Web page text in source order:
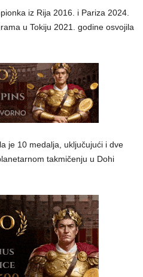
iz Rija 2016. i Pariza 2024.
u Tokiju 2021. godine osvojila
je 10 medalja, uključujući i dve
takmičenju u Dohi